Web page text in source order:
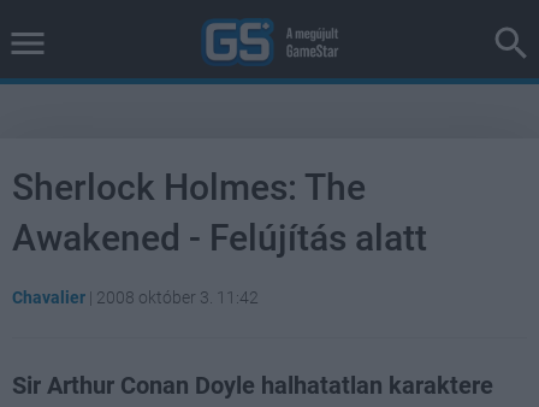
Sherlock Holmes: The
Awakened - Felújítás alatt
Chavalier | 2008 október 3. 11:42
Sir Arthur Conan Doyle halhatatlan karaktere